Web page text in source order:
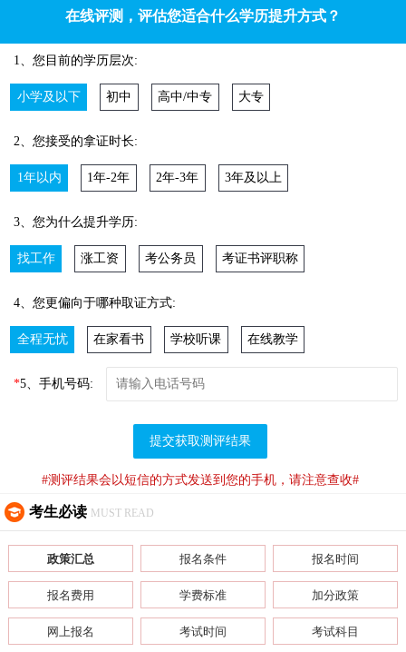
在线评测，评估您适合什么学历提升方式？
1、您目前的学历层次:
小学及以下 初中 高中/中专 大专
2、您接受的拿证时长:
1年以内 1年-2年 2年-3年 3年及以上
3、您为什么提升学历:
找工作 涨工资 考公务员 考证书评职称
4、您更偏向于哪种取证方式:
全程无忧 在家看书 学校听课 在线教学
*5、手机号码:
提交获取测评结果
#测评结果会以短信的方式发送到您的手机，请注意查收#
考生必读 MUST READ
政策汇总 报名条件 报名时间
报名费用 学费标准 加分政策
网上报名 考试时间 考试科目